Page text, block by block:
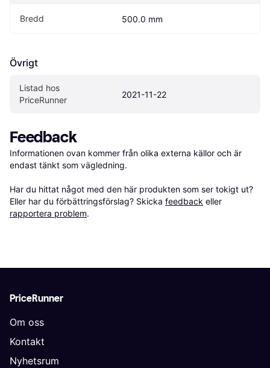
Bredd 500.0 mm
Övrigt
Listad hos
PriceRunner
2021-11-22
Feedback
Informationen ovan kommer från olika externa källor och är
endast tänkt som vägledning.
Har du hittat något med den här produkten som ser tokigt ut?
Eller har du förbättringsförslag? Skicka feedback eller
rapportera problem.
PriceRunner
Om oss
Kontakt
Nyhetsrum